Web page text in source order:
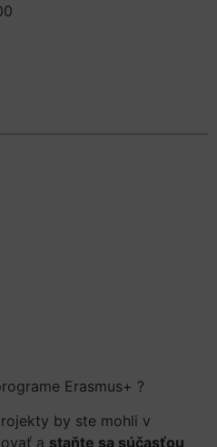
Erasmus+ ?
by ste mohli v
a staňte sa súčasťou